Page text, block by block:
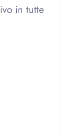
in tutte